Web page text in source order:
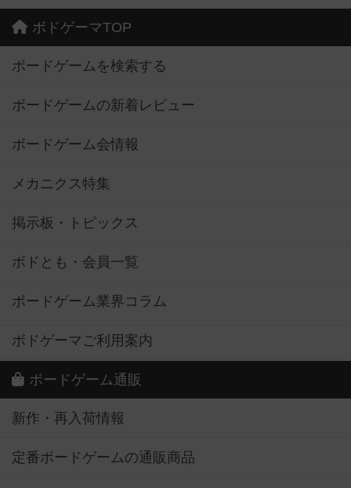
ボドゲーマTOP
ボードゲームを検索する
ボードゲームの新着レビュー
ボードゲーム会情報
メカニクス特集
掲示板・トピックス
ボドとも・会員一覧
ボードゲーム業界コラム
ボドゲーマご利用案内
ボードゲーム通販
新作・再入荷情報
定番ボードゲームの通販商品